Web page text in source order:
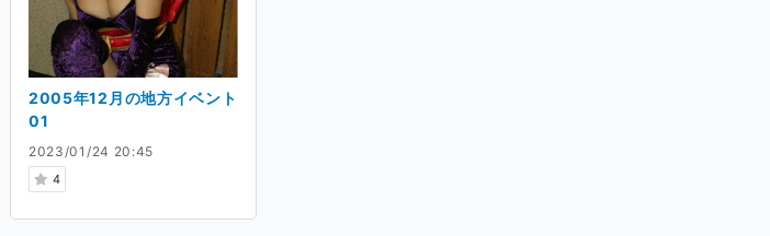
2023/01/24 20:45
4
2005年12月の地方イベント
01